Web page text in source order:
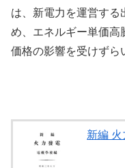
は、新電力を運営する
め、エネルギー単価高
価格の影響を受けずら
新編